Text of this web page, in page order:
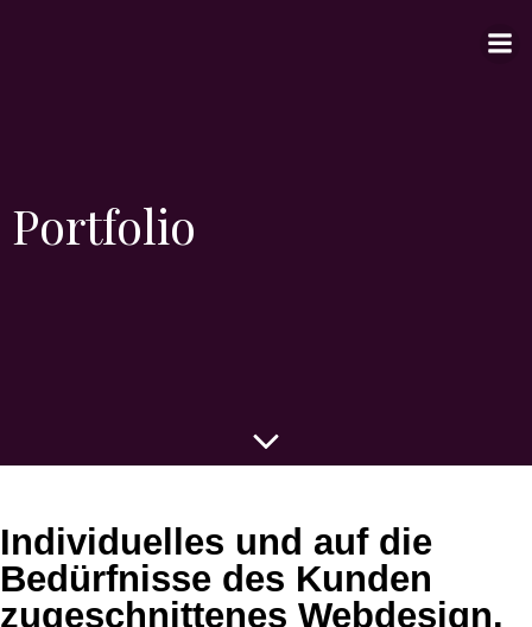
Portfolio
Individuelles und auf die
Bedürfnisse des Kunden
zugeschnittenes Webdesign.